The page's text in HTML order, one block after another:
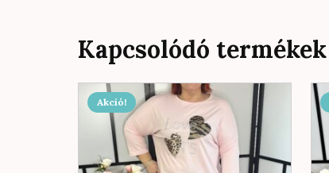
Kapcsolódó termékek
Akció!